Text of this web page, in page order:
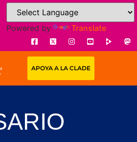
Powered by Translate
APOYA A LA CLADE